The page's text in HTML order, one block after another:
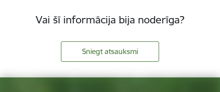
Vai šī informācija bija noderīga?
Sniegt atsauksmi